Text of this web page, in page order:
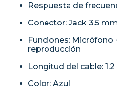
Respuesta de
Conector: Jack 3.5 mm
Funciones: Micrófono
reproducción
Longitud del cable: 1.2
Color: Azul